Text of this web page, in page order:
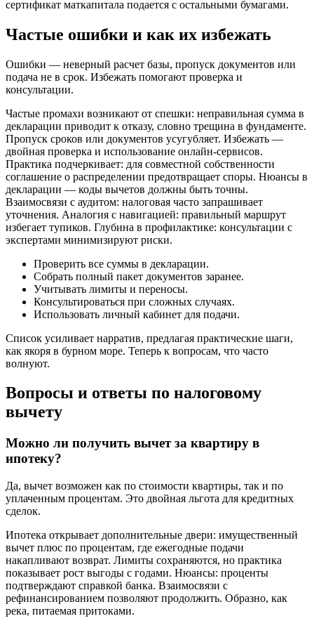
сертификат маткапитала подается с остальными бумагами.
Частые ошибки и как их избежать
Ошибки — неверный расчет базы, пропуск документов или
подача не в срок. Избежать помогают проверка и
консультации.
Частые промахи возникают от спешки: неправильная сумма в
декларации приводит к отказу, словно трещина в фундаменте.
Пропуск сроков или документов усугубляет. Избежать —
двойная проверка и использование онлайн-сервисов.
Практика подчеркивает: для совместной собственности
соглашение о распределении предотвращает споры. Нюансы в
декларации — коды вычетов должны быть точны.
Взаимосвязи с аудитом: налоговая часто запрашивает
уточнения. Аналогия с навигацией: правильный маршрут
избегает тупиков. Глубина в профилактике: консультации с
экспертами минимизируют риски.
Проверить все суммы в декларации.
Собрать полный пакет документов заранее.
Учитывать лимиты и переносы.
Консультироваться при сложных случаях.
Использовать личный кабинет для подачи.
Список усиливает нарратив, предлагая практические шаги,
как якоря в бурном море. Теперь к вопросам, что часто
волнуют.
Вопросы и ответы по налоговому
вычету
Можно ли получить вычет за квартиру в
ипотеку?
Да, вычет возможен как по стоимости квартиры, так и по
уплаченным процентам. Это двойная льгота для кредитных
сделок.
Ипотека открывает дополнительные двери: имущественный
вычет плюс по процентам, где ежегодные подачи
накапливают возврат. Лимиты сохраняются, но практика
показывает рост выгоды с годами. Нюансы: проценты
подтверждают справкой банка. Взаимосвязи с
рефинансированием позволяют продолжить. Образно, как
река, питаемая притоками.